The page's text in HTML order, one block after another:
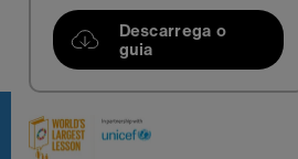
Descarrega o
guia